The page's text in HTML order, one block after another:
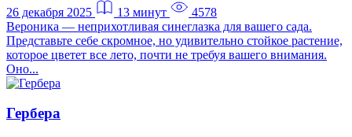
26 декабря 2025 13 минут
4578
Вероника — неприхотливая синеглазка для вашего сада.
Представьте себе скромное, но удивительно стойкое растение,
которое цветет все лето, почти не требуя вашего внимания.
Оно...
Гербера